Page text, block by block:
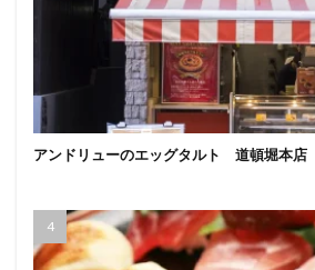
アンドリューのエッグタルト 道頓堀本店